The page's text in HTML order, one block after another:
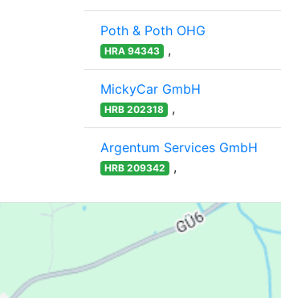
Poth & Poth OHG
HRA 94343 ,
MickyCar GmbH
HRB 202318 ,
Argentum Services GmbH
HRB 209342 ,